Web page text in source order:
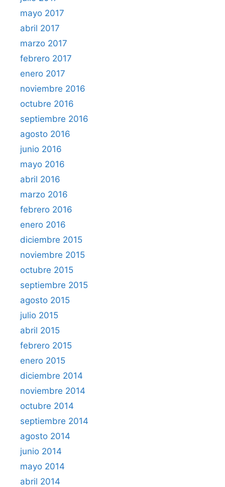
mayo 2017
abril 2017
marzo 2017
febrero 2017
enero 2017
noviembre 2016
octubre 2016
septiembre 2016
agosto 2016
junio 2016
mayo 2016
abril 2016
marzo 2016
febrero 2016
enero 2016
diciembre 2015
noviembre 2015
octubre 2015
septiembre 2015
agosto 2015
julio 2015
abril 2015
febrero 2015
enero 2015
diciembre 2014
noviembre 2014
octubre 2014
septiembre 2014
agosto 2014
junio 2014
mayo 2014
abril 2014